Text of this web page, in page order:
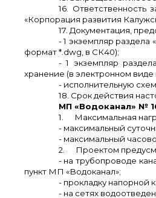
16. Ответственность
«Корпорация развития
17. Документация,
- 1 экземпляр
формат *. dwg , в СК40);
- 1 экземпляр
хранение (в электронном виде
- исполнительную
18. Срок действия
МП «Водоканал» №
1.
Максимальная
- максимальный
- максимальный
2.
Проектом
- на трубопроводе
пункт МП «Водоканал»;
- прокладку напорной
- на сетях